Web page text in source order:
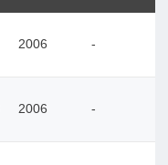
2006 -
2006 -